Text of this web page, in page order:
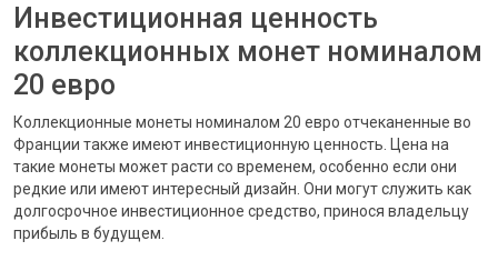
Инвестиционная ценность
коллекционных монет номиналом
20 евро
Коллекционные монеты номиналом 20 евро отчеканенные во
Франции также имеют инвестиционную ценность. Цена на
такие монеты может расти со временем, особенно если они
редкие или имеют интересный дизайн. Они могут служить как
долгосрочное инвестиционное средство, принося владельцу
прибыль в будущем.